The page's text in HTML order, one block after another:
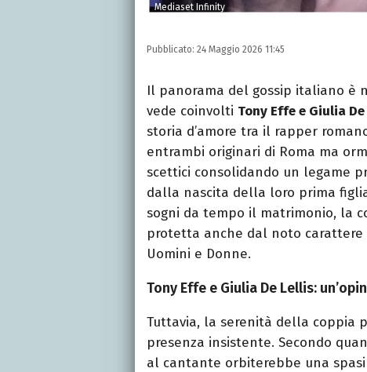
Mediaset Infinity
Pubblicato: 24 Maggio 2026 11:45
Il panorama del gossip italiano è
vede coinvolti Tony Effe e Giulia
storia d’amore tra il rapper
entrambi originari di Roma ma
scettici consolidando un legame
dalla nascita della loro prima
sogni da tempo il matrimonio, la
protetta anche dal noto carattere
Uomini e Donne.
Tony Effe e Giulia De Lellis:
Tuttavia, la serenità della coppia
presenza insistente. Secondo
al cantante orbiterebbe una